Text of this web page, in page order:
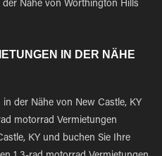
Nähe von Worthington Hills
IN DER NÄHE
der Nähe von New Castle, KY
motorrad Vermietungen
KY und buchen Sie Ihre